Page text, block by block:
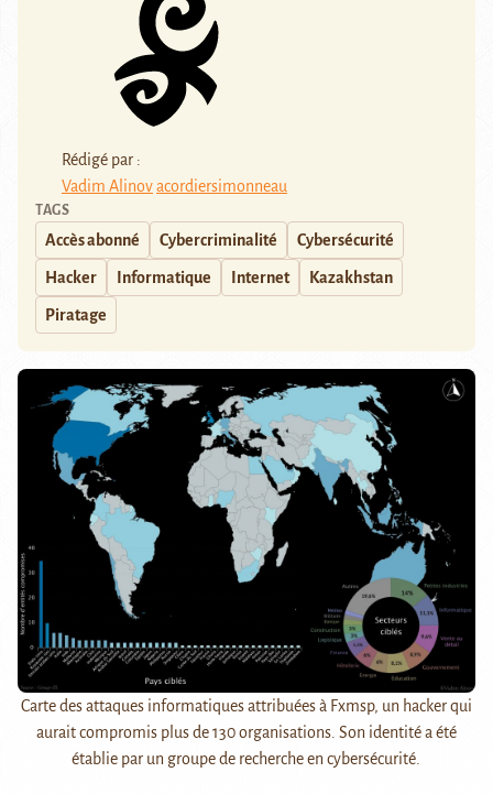
Rédigé par :
Vadim Alinovacordiersimonneau
TAGS
Accès abonné Cybercriminalité Cybersécurité
Hacker Informatique Internet Kazakhstan
Piratage
Carte des attaques informatiques attribuées à Fxmsp, un hacker qui
aurait compromis plus de 130 organisations. Son identité a été
établie par un groupe de recherche en cybersécurité.